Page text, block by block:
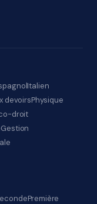
Italien
devoirsPhysique
droit
Gestion
Première